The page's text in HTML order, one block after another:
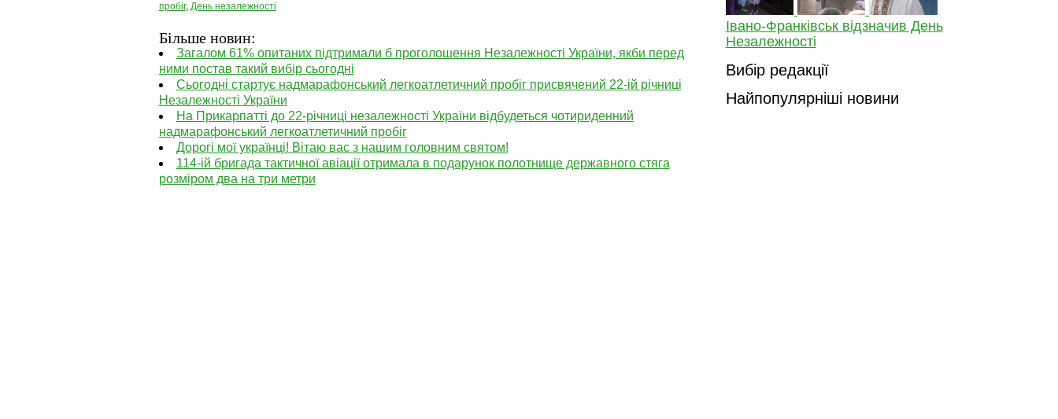
пробіг, День незалежності
Більше новин:
Загалом 61% опитаних підтримали б проголошення Незалежності України, якби перед
ними постав такий вибір сьогодні
Сьогодні стартує надмарафонський легкоатлетичний пробіг присвячений 22-ій річниці
Незалежності України
На Прикарпатті до 22-річниці незалежності України відбудеться чотириденний
надмарафонський легкоатлетичний пробіг
Дорогі мої українці! Вітаю вас з нашим головним святом!
114-ій бригада тактичної авіації отримала в подарунок полотнище державного стяга
розміром два на три метри
Івано-Франківськ відзначив День
Незалежності
Вибір редакції
Найпопулярніші новини